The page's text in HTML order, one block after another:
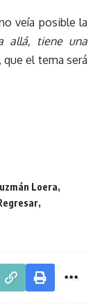
veía posible la
allá, tiene una
que el tema será
Loera